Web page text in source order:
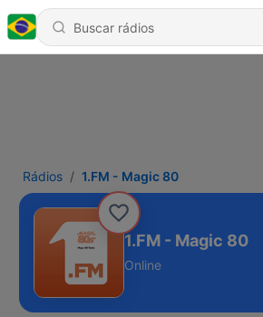
Rádios 1.FM - Magic 80
1.FM - Magic 80
Online